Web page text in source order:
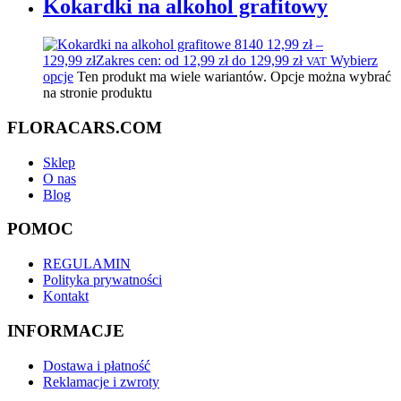
Kokardki na alkohol grafitowy
12,99 zł –
129,99 złZakres cen: od 12,99 zł do 129,99 zł VAT Wybierz
opcje Ten produkt ma wiele wariantów. Opcje można wybrać
na stronie produktu
FLORACARS.COM
Sklep
O nas
Blog
POMOC
REGULAMIN
Polityka prywatności
Kontakt
INFORMACJE
Dostawa i płatność
Reklamacje i zwroty